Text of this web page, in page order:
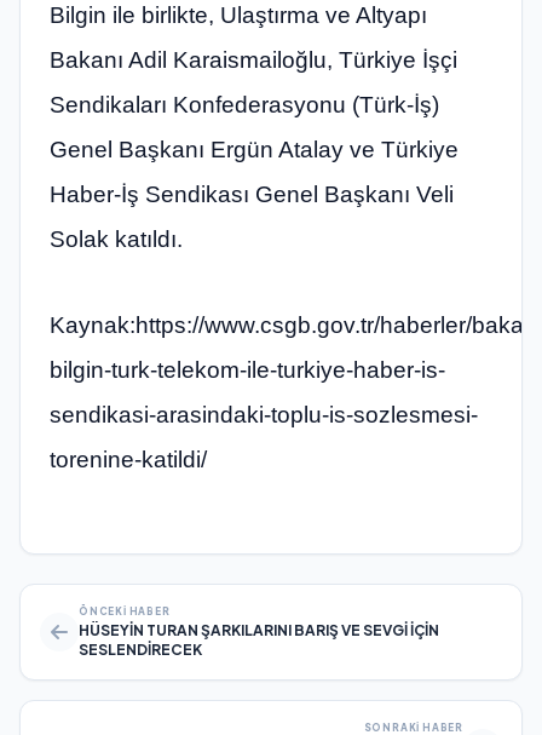
Bilgin ile birlikte, Ulaştırma ve Altyapı
Bakanı Adil Karaismailoğlu, Türkiye İşçi
Sendikaları Konfederasyonu (Türk-İş)
Genel Başkanı Ergün Atalay ve Türkiye
Haber-İş Sendikası Genel Başkanı Veli
Solak katıldı.
Kaynak:https://www.csgb.gov.tr/haberler/
bilgin-turk-telekom-ile-turkiye-haber-is-
sendikasi-arasindaki-toplu-is-sozlesmesi-
torenine-katildi/
ÖNCEKI HABER
HÜSEYİN TURAN ŞARKILARINI BARIŞ VE SEVGİ İÇİN
SESLENDİRECEK
SONRAKI HABER